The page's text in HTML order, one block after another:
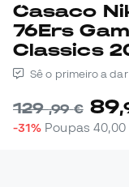
Casaco Nike Philadelphia
76Ers
Classics
Sê o primeiro a
129,99 € 89,
-31% Poupas 40,00